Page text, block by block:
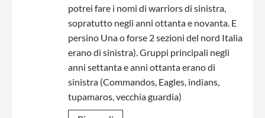
potrei fare i nomi di warriors di sinistra,
sopratutto negli anni ottanta e novanta. E
persino Una o forse 2 sezioni del nord Italia
erano di sinistra). Gruppi principali negli
anni settanta e anni ottanta erano di
sinistra (Commandos, Eagles, indians,
tupamaros, vecchia guardia)